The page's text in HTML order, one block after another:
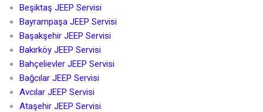
Beşiktaş JEEP Servisi
Bayrampaşa JEEP Servisi
Başakşehir JEEP Servisi
Bakırköy JEEP Servisi
Bahçelievler JEEP Servisi
Bağcılar JEEP Servisi
Avcılar JEEP Servisi
Ataşehir JEEP Servisi